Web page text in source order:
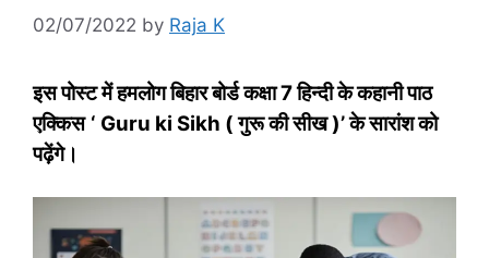
02/07/2022 by Raja K
इस पोस्‍ट में हमलोग बिहार बोर्ड कक्षा 7 हिन्‍दी के कहानी पाठ
एक्किस ‘ Guru ki Sikh ( गुरू की सीख )’ के सारांश को
पढ़ेंगे।